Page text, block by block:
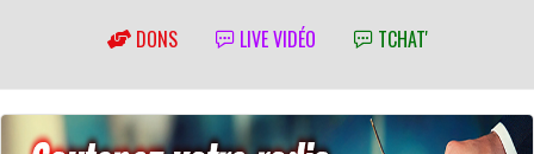
DONS LIVE VIDÉO TCHAT'